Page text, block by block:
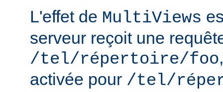
L'effet de MultiViews
serveur reçoit une
/tel/répertoire/foo
activée pour /tel/